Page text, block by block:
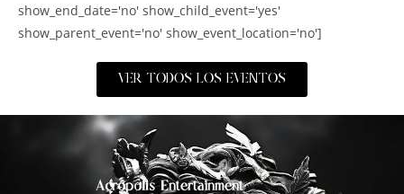
show_end_date='no' show_child_event='yes'
show_parent_event='no' show_event_location='no']
VER TODOS LOS EVENTOS
Acrópolis Entertainment